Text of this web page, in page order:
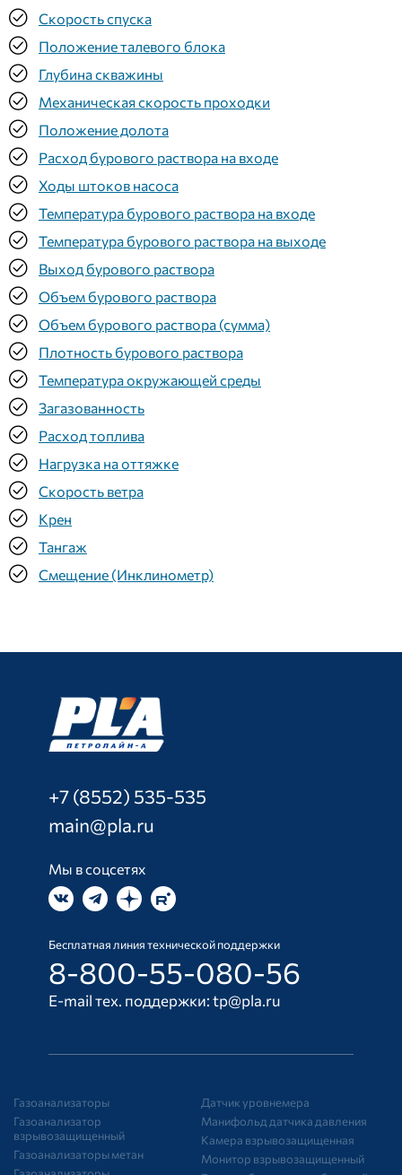
Скорость спуска
Положение талевого блока
Глубина скважины
Механическая скорость проходки
Положение долота
Расход бурового раствора на входе
Ходы штоков насоса
Температура бурового раствора на входе
Температура бурового раствора на выходе
Выход бурового раствора
Объем бурового раствора
Объем бурового раствора (сумма)
Плотность бурового раствора
Температура окружающей среды
Загазованность
Расход топлива
Нагрузка на оттяжке
Скорость ветра
Крен
Тангаж
Смещение (Инклинометр)
+7 (8552) 535-535
main@pla.ru
Мы в соцсетях
Бесплатная линия технической поддержки
8-800-55-080-56
E-mail тех. поддержки:tp@pla.ru
Газоанализаторы
Газоанализатор
взрывозащищенный
Газоанализаторы метан
Датчик уровнемера
Манифольд датчика давления
Камера взрывозащищенная
Монитор взрывозащищенный